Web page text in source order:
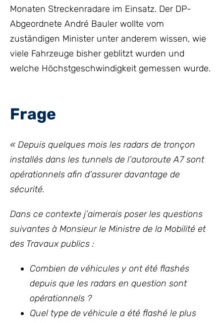
Monaten Streckenradare im Einsatz. Der DP-
Abgeordnete André Bauler wollte vom
zuständigen Minister unter anderem wissen, wie
viele Fahrzeuge bisher geblitzt wurden und
welche Höchstgeschwindigkeit gemessen wurde.
Frage
« Depuis quelques mois les radars de tronçon
installés dans les tunnels de l’autoroute A7 sont
opérationnels afin d’assurer davantage de
sécurité.
Dans ce contexte j’aimerais poser les questions
suivantes à Monsieur le Ministre de la Mobilité et
des Travaux publics :
Combien de véhicules y ont été flashés
depuis que les radars en question sont
opérationnels ?
Quel type de véhicule a été flashé le plus